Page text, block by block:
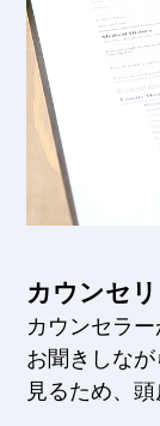
カウンセリ
カウンセラ
お聞きしな
見るため、